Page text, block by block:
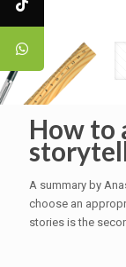
How to
A summary by
choose an
stories is the